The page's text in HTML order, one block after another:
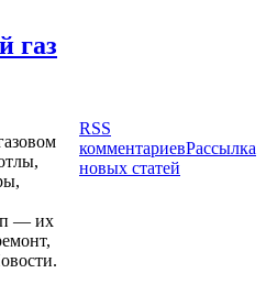
газ
— их
RSS
комментариевРассылка
новых статей